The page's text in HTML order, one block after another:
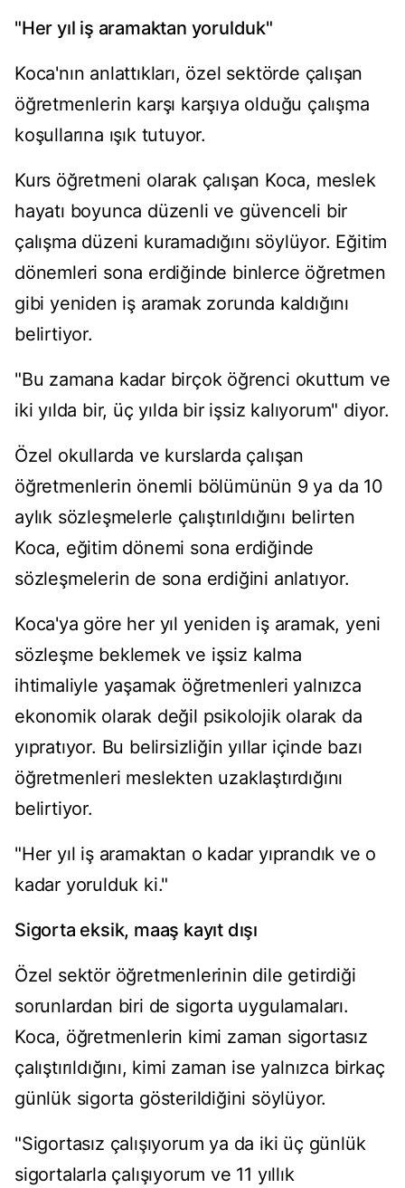
"Her yıl iş aramaktan yorulduk"
Koca'nın anlattıkları, özel sektörde çalışan
öğretmenlerin karşı karşıya olduğu çalışma
koşullarına ışık tutuyor.
Kurs öğretmeni olarak çalışan Koca, meslek
hayatı boyunca düzenli ve güvenceli bir
çalışma düzeni kuramadığını söylüyor. Eğitim
dönemleri sona erdiğinde binlerce öğretmen
gibi yeniden iş aramak zorunda kaldığını
belirtiyor.
"Bu zamana kadar birçok öğrenci okuttum ve
iki yılda bir, üç yılda bir işsiz kalıyorum" diyor.
Özel okullarda ve kurslarda çalışan
öğretmenlerin önemli bölümünün 9 ya da 10
aylık sözleşmelerle çalıştırıldığını belirten
Koca, eğitim dönemi sona erdiğinde
sözleşmelerin de sona erdiğini anlatıyor.
Koca'ya göre her yıl yeniden iş aramak, yeni
sözleşme beklemek ve işsiz kalma
ihtimaliyle yaşamak öğretmenleri yalnızca
ekonomik olarak değil psikolojik olarak da
yıpratıyor. Bu belirsizliğin yıllar içinde bazı
öğretmenleri meslekten uzaklaştırdığını
belirtiyor.
"Her yıl iş aramaktan o kadar yıprandık ve o
kadar yorulduk ki."
Sigorta eksik, maaş kayıt dışı
Özel sektör öğretmenlerinin dile getirdiği
sorunlardan biri de sigorta uygulamaları.
Koca, öğretmenlerin kimi zaman sigortasız
çalıştırıldığını, kimi zaman ise yalnızca birkaç
günlük sigorta gösterildiğini söylüyor.
"Sigortasız çalışıyorum ya da iki üç günlük
sigortalarla çalışıyorum ve 11 yıllık